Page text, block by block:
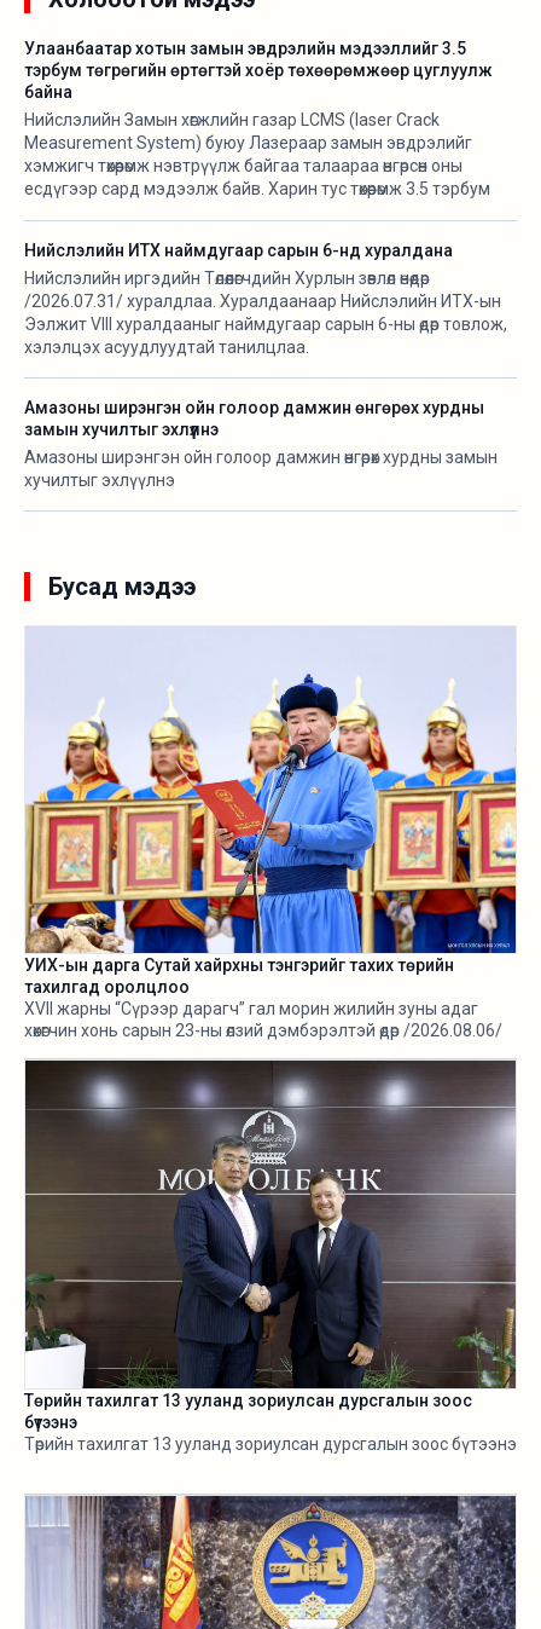
Улаанбаатар хотын замын эвдрэлийн мэдээллийг 3.5
тэрбум төгрөгийн өртөгтэй хоёр төхөөрөмжөөр цуглуулж
байна
Нийслэлийн Замын хөгжлийн газар LCMS (laser Crack
Measurement System) буюу Лазераар замын эвдрэлийг
хэмжигч төхөөрөмж нэвтрүүлж байгаа талаараа өнгөрсөн оны
есдүгээр сард мэдээлж байв. Харин тус төхөөрөмж 3.5 тэрбум
Нийслэлийн ИТХ наймдугаар сарын 6-нд хуралдана
Нийслэлийн иргэдийн Төлөөлөгчдийн Хурлын зөвлөл өнөөдөр
/2026.07.31/ хуралдлаа. Хуралдаанаар Нийслэлийн ИТХ-ын
Ээлжит VIII хуралдааныг наймдугаар сарын 6-ны өдөр товлож,
хэлэлцэх асуудлуудтай танилцлаа.
Амазоны ширэнгэн ойн голоор дамжин өнгөрөх хурдны
замын хучилтыг эхлүүлнэ
Амазоны ширэнгэн ойн голоор дамжин өнгөрөх хурдны замын
хучилтыг эхлүүлнэ
Бусад мэдээ
УИХ-ын дарга Сутай хайрхны тэнгэрийг тахих төрийн
тахилгад оролцлоо
XVII жарны “Сүрээр дарагч” гал морин жилийн зуны адаг
хөхөгчин хонь сарын 23-ны өлзий дэмбэрэлтэй өдөр /2026.08.06/
Төрийн тахилгат 13 ууланд зориулсан дурсгалын зоос
бүтээнэ
Төрийн тахилгат 13 ууланд зориулсан дурсгалын зоос бүтээнэ